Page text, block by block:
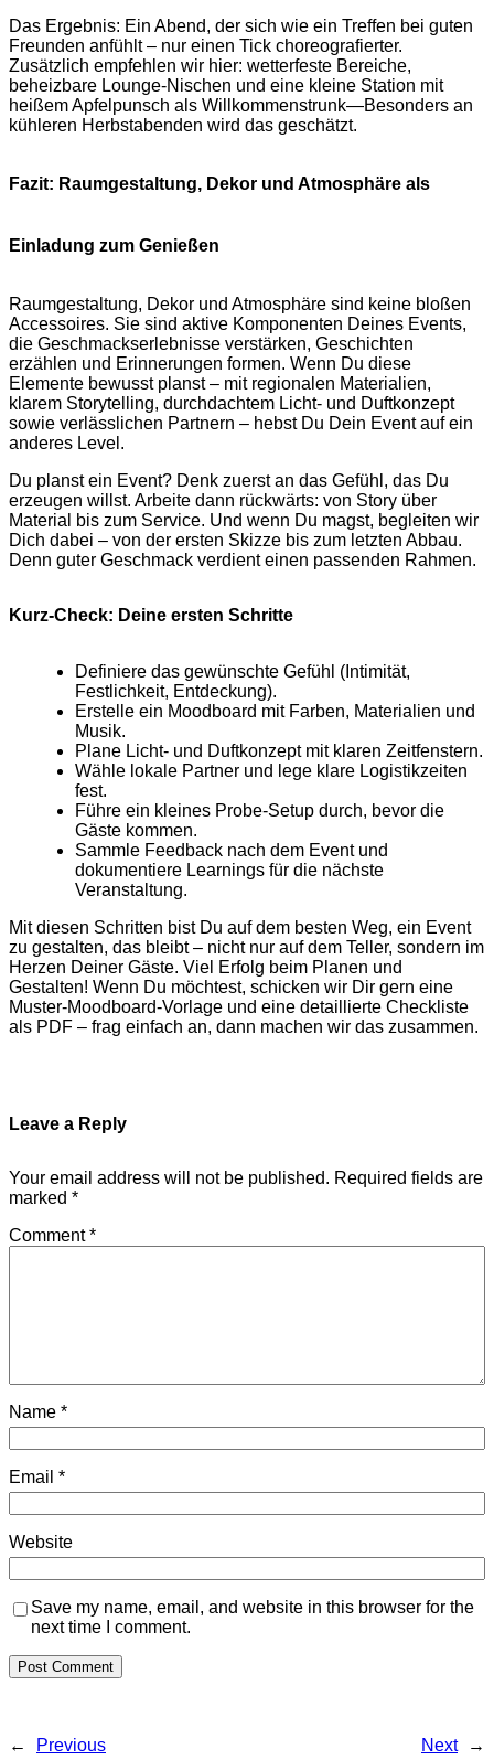
Das Ergebnis: Ein Abend, der sich wie ein Treffen bei guten
Freunden anfühlt – nur einen Tick choreografierter.
Zusätzlich empfehlen wir hier: wetterfeste Bereiche,
beheizbare Lounge‑Nischen und eine kleine Station mit
heißem Apfelpunsch als Willkommenstrunk—Besonders an
kühleren Herbstabenden wird das geschätzt.
Fazit: Raumgestaltung, Dekor und Atmosphäre als
Einladung zum Genießen
Raumgestaltung, Dekor und Atmosphäre sind keine bloßen
Accessoires. Sie sind aktive Komponenten Deines Events,
die Geschmackserlebnisse verstärken, Geschichten
erzählen und Erinnerungen formen. Wenn Du diese
Elemente bewusst planst – mit regionalen Materialien,
klarem Storytelling, durchdachtem Licht‑ und Duftkonzept
sowie verlässlichen Partnern – hebst Du Dein Event auf ein
anderes Level.
Du planst ein Event? Denk zuerst an das Gefühl, das Du
erzeugen willst. Arbeite dann rückwärts: von Story über
Material bis zum Service. Und wenn Du magst, begleiten wir
Dich dabei – von der ersten Skizze bis zum letzten Abbau.
Denn guter Geschmack verdient einen passenden Rahmen.
Kurz-Check: Deine ersten Schritte
Definiere das gewünschte Gefühl (Intimität,
Festlichkeit, Entdeckung).
Erstelle ein Moodboard mit Farben, Materialien und
Musik.
Plane Licht- und Duftkonzept mit klaren Zeitfenstern.
Wähle lokale Partner und lege klare Logistikzeiten
fest.
Führe ein kleines Probe‑Setup durch, bevor die
Gäste kommen.
Sammle Feedback nach dem Event und
dokumentiere Learnings für die nächste
Veranstaltung.
Mit diesen Schritten bist Du auf dem besten Weg, ein Event
zu gestalten, das bleibt – nicht nur auf dem Teller, sondern im
Herzen Deiner Gäste. Viel Erfolg beim Planen und
Gestalten! Wenn Du möchtest, schicken wir Dir gern eine
Muster‑Moodboard‑Vorlage und eine detaillierte Checkliste
als PDF – frag einfach an, dann machen wir das zusammen.
Leave a Reply
Your email address will not be published. Required fields are
marked *
Comment*
Name *
Email *
Website
Save my name, email, and website in this browser for the
next time I comment.
← Previous Next →